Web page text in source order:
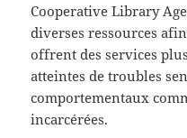
Cooperative Library
diverses ressources
offrent des services
atteintes de troubles
comportementaux
incarcérées.